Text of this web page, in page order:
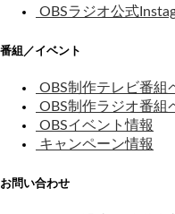
OBSラジオ公式
番組／イベント
OBS制作テレビ番組
OBS制作ラジオ番組
OBSイベント情報
キャンペーン情報
お問い合わせ